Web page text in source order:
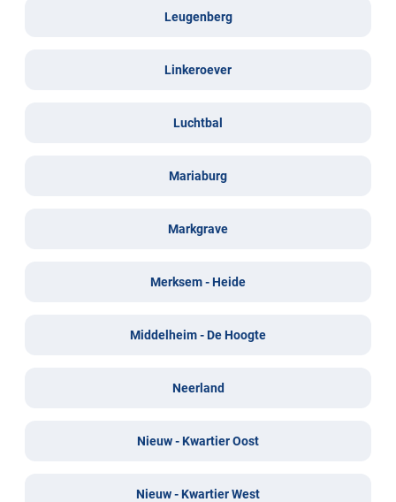
Leugenberg
Linkeroever
Luchtbal
Mariaburg
Markgrave
Merksem - Heide
Middelheim - De Hoogte
Neerland
Nieuw - Kwartier Oost
Nieuw - Kwartier West